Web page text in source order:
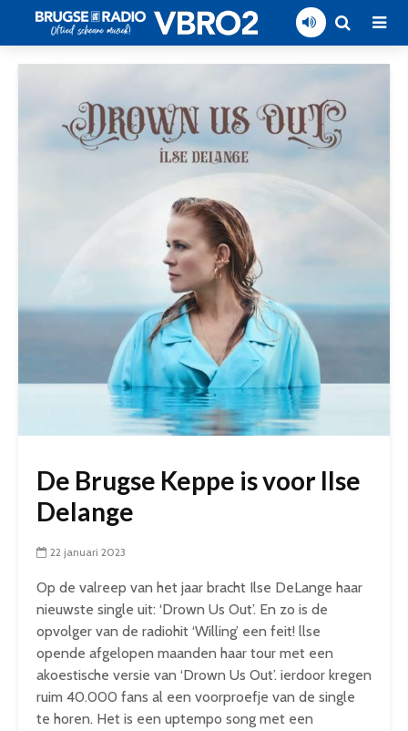
De Brugse Keppe is voor Ilse
Delange
22 januari 2023
Op de valreep van het jaar bracht Ilse DeLange haar
nieuwste single uit: ‘Drown Us Out’. En zo is de
opvolger van de radiohit ‘Willing’ een feit! llse
opende afgelopen maanden haar tour met een
akoestische versie van ‘Drown Us Out’. ierdoor kregen
ruim 40.000 fans al een voorproefje van de single
te horen. Het is een uptempo song met een